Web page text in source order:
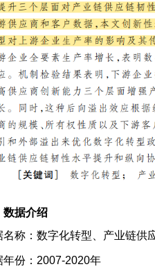
数据介绍
名称：数字化转型、产业链供
年份：2007-2020年